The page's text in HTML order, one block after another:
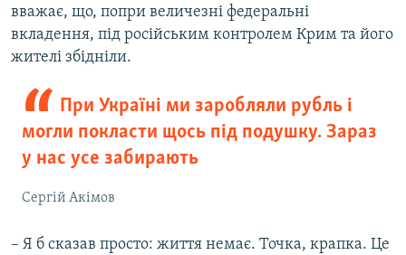
вважає, що, попри величезні федеральні
вкладення, під російським контролем Крим та його
жителі збідніли.
При Україні ми заробляли рубль і
могли покласти щось під подушку. Зараз
у нас усе забирають
Сергій Акімов
– Я б сказав просто: життя немає. Точка, крапка. Це